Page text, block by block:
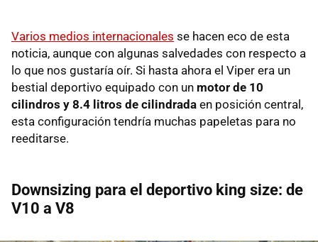
Varios medios internacionales se hacen eco de esta
noticia, aunque con algunas salvedades con respecto a
lo que nos gustaría oír. Si hasta ahora el Viper era un
bestial deportivo equipado con un motor de 10
cilindros y 8.4 litros de cilindrada en posición central,
esta configuración tendría muchas papeletas para no
reeditarse.
Downsizing para el deportivo king size: de
V10 a V8